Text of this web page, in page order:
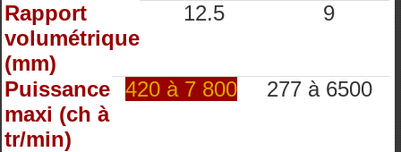
Rapport
volumétrique
(mm)
12.5 9
Puissance
maxi (ch à
tr/min)
420 à 7 800 277 à 6500